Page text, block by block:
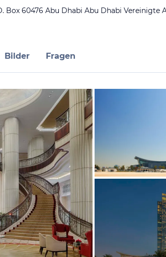
Box 60476 Abu Dhabi Abu Dhabi Vereinigte
Bilder Fragen
vom Hotelier, März